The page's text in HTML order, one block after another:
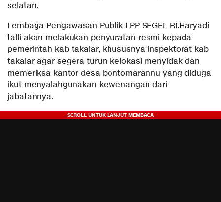
selatan.
Lembaga Pengawasan Publik LPP SEGEL RI.Haryadi
talli akan melakukan penyuratan resmi kepada
pemerintah kab takalar, khususnya inspektorat kab
takalar agar segera turun kelokasi menyidak dan
memeriksa kantor desa bontomarannu yang diduga
ikut menyalahgunakan kewenangan dari
jabatannya.